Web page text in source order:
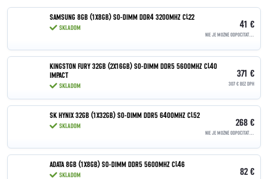
SAMSUNG 8GB (1X8GB) SO-DIMM DDR4 3200MHZ CL22
SKLADOM 41 €
KINGSTON FURY 32GB (2X16GB) SO-DIMM DDR5 5600MHZ CL40
IMPACT
SKLADOM
371 €
307 € BEZ DPH
SK HYNIX 32GB (1X32GB) SO-DIMM DDR5 6400MHZ CL52
SKLADOM 268 €
ADATA 8GB (1X8GB) SO-DIMM DDR5 5600MHZ CL46
SKLADOM 82 €